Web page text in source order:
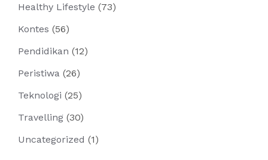
Healthy Lifestyle (73)
Kontes (56)
Pendidikan (12)
Peristiwa (26)
Teknologi (25)
Travelling (30)
Uncategorized (1)